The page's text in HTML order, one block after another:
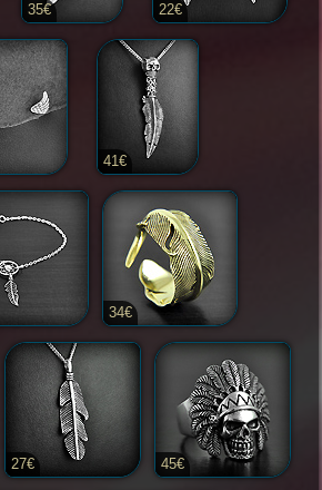
35€ 22€
41€
34€
27€ 45€